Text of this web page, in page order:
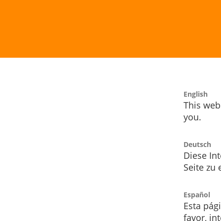
English
This
you.
Deutsch
Diese
Seite zu
Español
Esta
favor,